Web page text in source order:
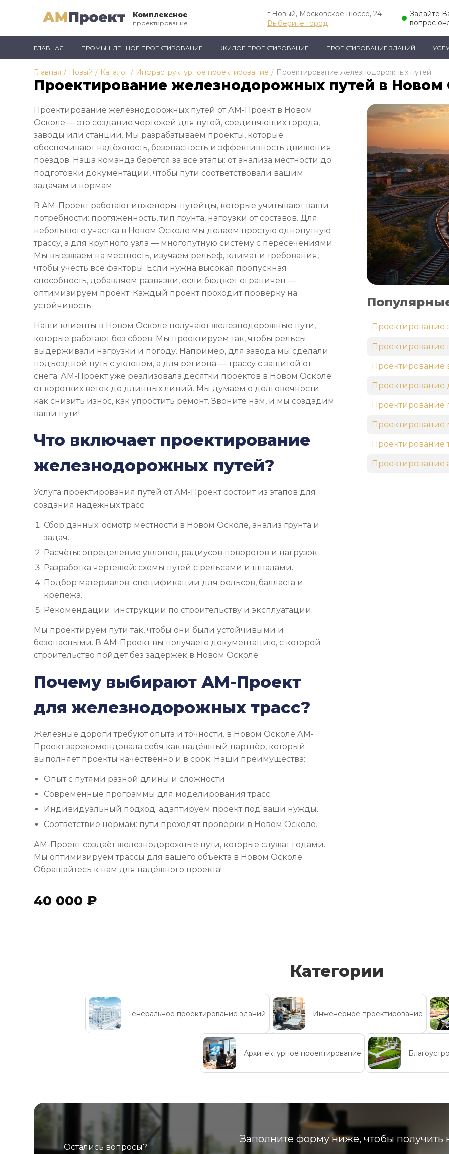
Комплексное
проектирование
г.Новый, Московское шоссе, 24
Выберите город
Задайте
вопрос
ГЛАВНАЯ ПРОМЫШЛЕННОЕ ПРОЕКТИРОВАНИЕ ЖИЛОЕ ПРОЕКТИРОВАНИЕ ПРОЕКТИРОВАНИЕ ЗДАНИЙ
Главная / Новый / Каталог / Инфраструктурное проектирование / Проектирование железнодорожных путей
Проектирование железнодорожных путей в Новом
Проектирование железнодорожных путей от АМ-Проект в Новом
Осколе — это создание чертежей для путей, соединяющих города,
заводы или станции. Мы разрабатываем проекты, которые
обеспечивают надёжность, безопасность и эффективность движения
поездов. Наша команда берётся за все этапы: от анализа местности до
подготовки документации, чтобы пути соответствовали вашим
задачам и нормам.
В АМ-Проект работают инженеры-путейцы, которые учитывают ваши
потребности: протяжённость, тип грунта, нагрузки от составов. Для
небольшого участка в Новом Осколе мы делаем простую однопутную
трассу, а для крупного узла — многопутную систему с пересечениями.
Мы выезжаем на местность, изучаем рельеф, климат и требования,
чтобы учесть все факторы. Если нужна высокая пропускная
способность, добавляем развязки, если бюджет ограничен —
оптимизируем проект. Каждый проект проходит проверку на
устойчивость.
Наши клиенты в Новом Осколе получают железнодорожные пути,
которые работают без сбоев. Мы проектируем так, чтобы рельсы
выдерживали нагрузки и погоду. Например, для завода мы сделали
подъездной путь с уклоном, а для региона — трассу с защитой от
снега. АМ-Проект уже реализовала десятки проектов в Новом Осколе:
от коротких веток до длинных линий. Мы думаем о долговечности:
как снизить износ, как упростить ремонт. Звоните нам, и мы создадим
ваши пути!
Что включает проектирование
железнодорожных путей?
Услуга проектирования путей от АМ-Проект состоит из этапов для
создания надёжных трасс:
Сбор данных: осмотр местности в Новом Осколе, анализ грунта и
задач.
Расчёты: определение уклонов, радиусов поворотов и нагрузок.
Разработка чертежей: схемы путей с рельсами и шпалами.
Подбор материалов: спецификации для рельсов, балласта и
крепежа.
Рекомендации: инструкции по строительству и эксплуатации.
Мы проектируем пути так, чтобы они были устойчивыми и
безопасными. В АМ-Проект вы получаете документацию, с которой
строительство пойдёт без задержек в Новом Осколе.
Почему выбирают АМ-Проект
для железнодорожных трасс?
Железные дороги требуют опыта и точности. в Новом Осколе АМ-
Проект зарекомендовала себя как надёжный партнёр, который
выполняет проекты качественно и в срок. Наши преимущества:
Опыт с путями разной длины и сложности.
Современные программы для моделирования трасс.
Индивидуальный подход: адаптируем проект под ваши нужды.
Соответствие нормам: пути проходят проверки в Новом Осколе.
АМ-Проект создаёт железнодорожные пути, которые служат годами.
Мы оптимизируем трассы для вашего объекта в Новом Осколе.
Обращайтесь к нам для надёжного проекта!
40 000 ₽
Проектирование
Проектирование
Проектирование
Проектирование
Проектирование
Проектирование
Проектирование
Проектирование
Категории
Генеральное проектирование зданий Инженерное проектирование
Архитектурное проектирование
Остались вопросы?
Заполните форму ниже, чтобы получить